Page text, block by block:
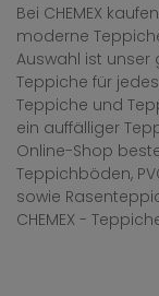
Bei CHEMEX
moderne
Auswahl ist unser
Teppiche für
Teppiche und
ein auffälliger
Online-Shop
Teppichböden,
sowie
CHEMEX -